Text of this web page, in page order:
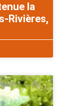
la
Rivières,